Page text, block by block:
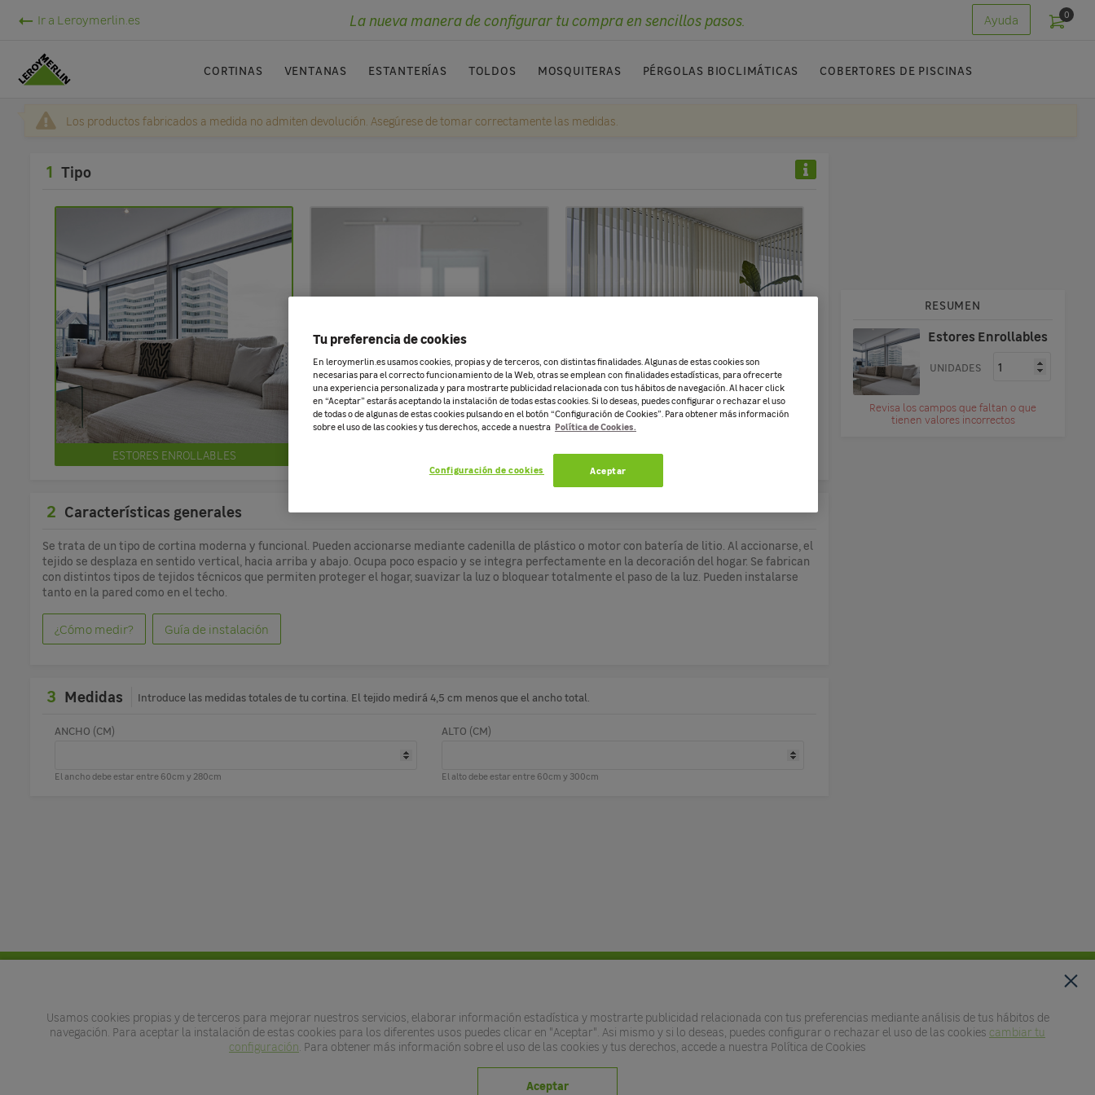
Ir a Leroymerlin.es Ayuda 0
La nueva manera de configurar tu compra en sencillos pasos.
CORTINAS VENTANAS ESTANTERÍAS TOLDOS MOSQUITERAS PÉRGOLAS BIOCLIMÁTICAS COBERTORES DE PISCINAS
Los productos fabricados a medida no admiten devolución. Asegúrese de tomar correctamente las medidas.
1 Tipo
ESTORES ENROLLABLES CORTINAS VERTICALES
2 Características generales
Se trata de un tipo de cortina moderna y funcional. Pueden accionarse mediante cadenilla de plástico o motor con batería de litio. Al accionarse, el
tejido se desplaza en sentido vertical, hacia arriba y abajo. Ocupa poco espacio y se integra perfectamente en la decoración del hogar. Se fabrican
con distintos tipos de tejidos técnicos que permiten proteger el hogar, suavizar la luz o bloquear totalmente el paso de la luz. Pueden instalarse
tanto en la pared como en el techo.
¿Cómo medir? Guía de instalación
3 Medidas Introduce las medidas totales de tu cortina. El tejido medirá 4,5 cm menos que el ancho total.
ANCHO (CM)
El ancho debe estar entre 60cm y 280cm
ALTO (CM)
El alto debe estar entre 60cm y 300cm
RESUMEN
Estores Enrollables
UNIDADES
Revisa los campos que faltan o que
tienen valores incorrectos
Estores enrollables
Paneles japoneses
Mosquiteras
Suelos vinílicos
Pérgolas bioclimáticas
Empresa
Empleo
Noticias
Usamos cookies propias y de terceros para mejorar nuestros servicios, elaborar información estadística y mostrarte publicidad relacionada con tus preferencias mediante análisis de tus hábitos de
navegación. Para aceptar la instalación de estas cookies para los diferentes usos puedes clicar en "Aceptar". Asi mismo y si lo deseas, puedes configurar o rechazar el uso de las cookies cambiar tu
configuración . Para obtener más información sobre el uso de las cookies y tus derechos, accede a nuestra Política de Cookies
Aceptar
Tu preferencia de cookies
En leroymerlin.es usamos cookies, propias y de terceros, con distintas finalidades. Algunas de estas cookies son
necesarias para el correcto funcionamiento de la Web, otras se emplean con finalidades estadísticas, para ofrecerte
una experiencia personalizada y para mostrarte publicidad relacionada con tus hábitos de navegación. Al hacer click
en “Aceptar” estarás aceptando la instalación de todas estas cookies. Si lo deseas, puedes configurar o rechazar el uso
de todas o de algunas de estas cookies pulsando en el botón “Configuración de Cookies”. Para obtener más información
sobre el uso de las cookies y tus derechos, accede a nuestra Política de Cookies.
Aceptar
Configuración de cookies